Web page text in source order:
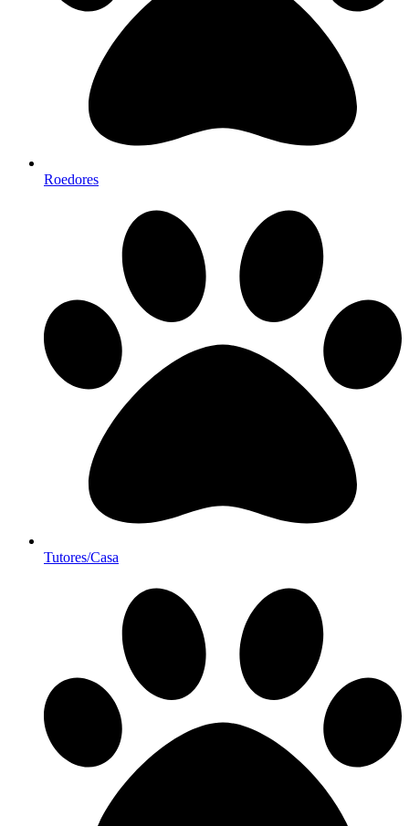
Roedores
Tutores/Casa